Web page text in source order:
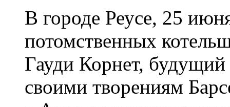
В городе Реусе, 25
потомственных
Гауди Корнет,
своими творениям